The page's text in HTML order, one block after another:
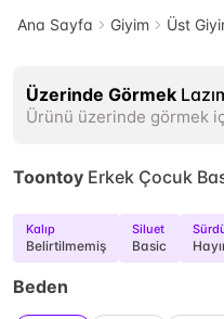
Ana Sayfa Giyim Üst
Üzerinde Görmek
Ürünü üzerinde görmek
Toontoy Erkek Çocuk
Kalıp
Belirtilmemiş
Siluet
Basic
Beden